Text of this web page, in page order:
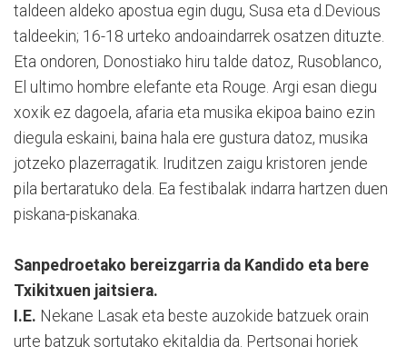
taldeen aldeko apostua egin dugu, Susa eta d.Devious
taldeekin; 16-18 urteko andoaindarrek osatzen dituzte.
Eta ondoren, Donostiako hiru talde datoz, Rusoblanco,
El ultimo hombre elefante eta Rouge. Argi esan diegu
xoxik ez dagoela, afaria eta musika ekipoa baino ezin
diegula eskaini, baina hala ere gustura datoz, musika
jotzeko plazerragatik. Iruditzen zaigu kristoren jende
pila bertaratuko dela. Ea festibalak indarra hartzen duen
piskana-piskanaka.
Sanpedroetako bereizgarria da Kandido eta bere
Txikitxuen jaitsiera.
I.E. Nekane Lasak eta beste auzokide batzuek orain
urte batzuk sortutako ekitaldia da. Pertsonai horiek